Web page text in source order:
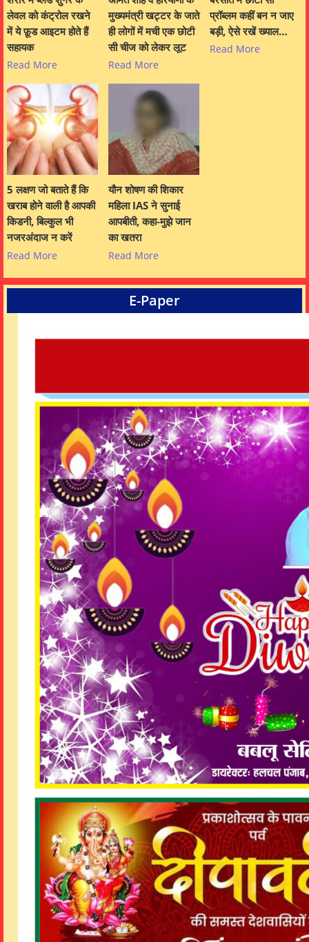
लेवल को कंट्रोल रखने
में ये फ़ूड आइटम होते हैं
सहायक
Read More
मुख्यमंत्री खट्टर के जाते
ही लोगों में मची एक छोटी
सी चीज को लेकर लूट
Read More
प्रॉब्लम कहीं बन न जाए
बड़ी, ऐसे रखें ख्याल…
Read More
5 लक्षण जो बताते हैं कि
खराब होने वाली है आपकी
किडनी, बिल्कुल भी
नजरअंदाज न करें
Read More
यौन शोषण की शिकार
महिला IAS ने सुनाई
आपबीती, कहा-मुझे जान
का खतरा
Read More
E-Paper